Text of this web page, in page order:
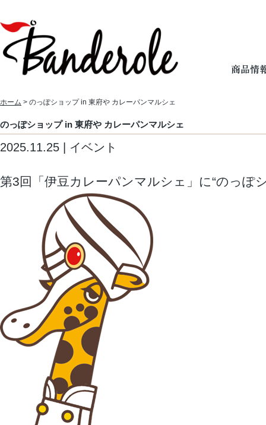
ホーム > のっぽショップ in 東府や カレーパンマルシェ
のっぽショップ in 東府や カレーパンマルシェ
2025.11.25 | イベント
第3回「伊豆カレーパンマルシェ」に“のっぽ